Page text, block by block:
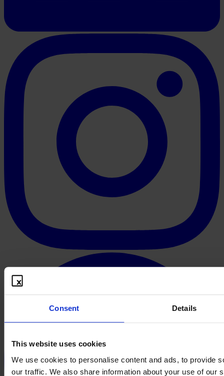
Consent Details
This website uses cookies
We use cookies to personalise content and ads, to provide
our traffic. We also share information about your use of our